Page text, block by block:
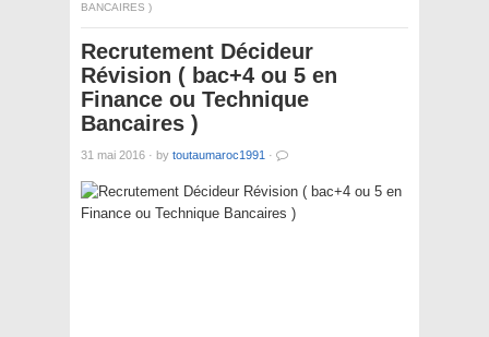
BANCAIRES )
Recrutement Décideur
Révision ( bac+4 ou 5 en
Finance ou Technique
Bancaires )
31 mai 2016 · by toutaumaroc1991 ·